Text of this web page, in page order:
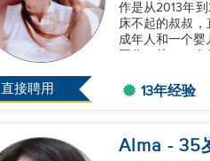
直接聘用
作是从2013年
床不起的叔叔
成年人和一个婴
13年经验
Alma - 35